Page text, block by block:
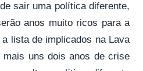
sair uma política diferente,
anos muito ricos para a
lista de implicados na Lava
mais uns dois anos de crise